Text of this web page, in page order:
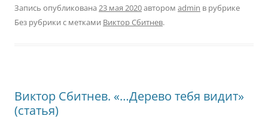
Запись опубликована 23 мая 2020автором admin в рубрике
Без рубрики с метками Виктор Сбитнев.
Виктор Сбитнев. «…Дерево тебя видит»
(статья)